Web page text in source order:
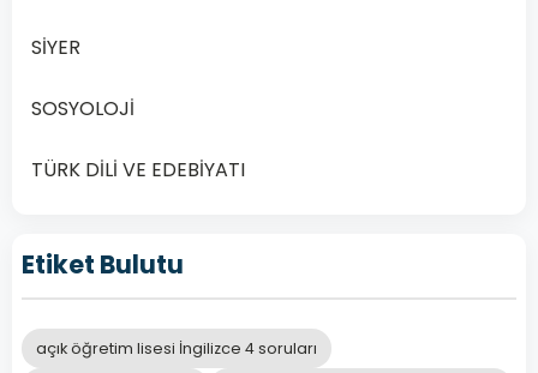
Dönem
Soruları
Çöz
Lisesi
(AÖL)
öğrencileri
için
SİYER
SOSYOLOJİ
TÜRK DİLİ VE EDEBİYATI
Etiket Bulutu
açık öğretim lisesi İngilizce 4 soruları